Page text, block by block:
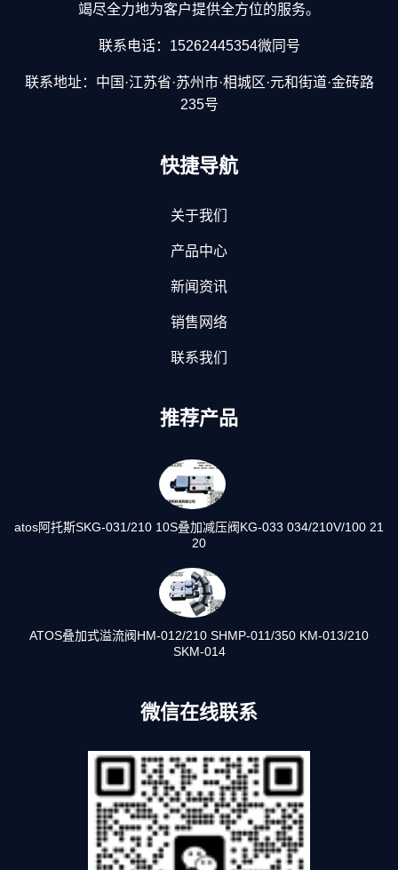
竭尽全力地为客户提供全方位的服务。
联系电话：15262445354微同号
联系地址：中国·江苏省·苏州市·相城区·元和街道·金砖路
235号
快捷导航
关于我们
产品中心
新闻资讯
销售网络
联系我们
推荐产品
atos阿托斯SKG-031/210 10S叠加减压阀KG-033 034/210V/100 21
20
ATOS叠加式溢流阀HM-012/210 SHMP-011/350 KM-013/210
SKM-014
微信在线联系